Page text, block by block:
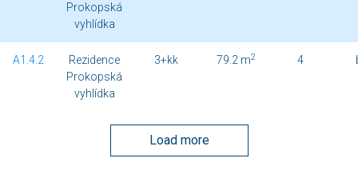
Prokopská
vyhlídka
A1.4.2
Rezidence
Prokopská
vyhlídka
3+kk 79.2 m2 4
Load more